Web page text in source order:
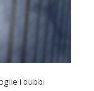
i dubbi